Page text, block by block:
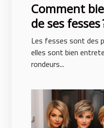
Comment
de ses fesses
Les fesses sont des
elles sont bien
rondeurs...